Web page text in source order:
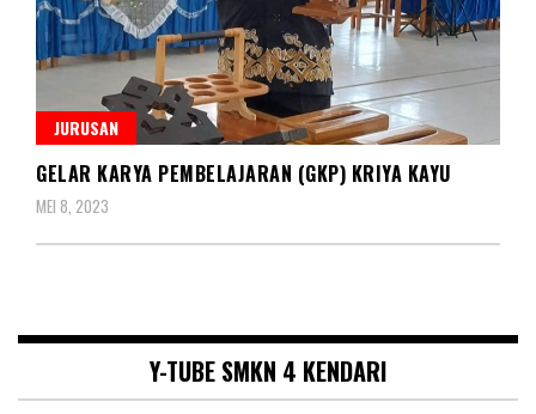
JURUSAN
GELAR KARYA PEMBELAJARAN (GKP) KRIYA KAYU
MEI 8, 2023
Y-TUBE SMKN 4 KENDARI